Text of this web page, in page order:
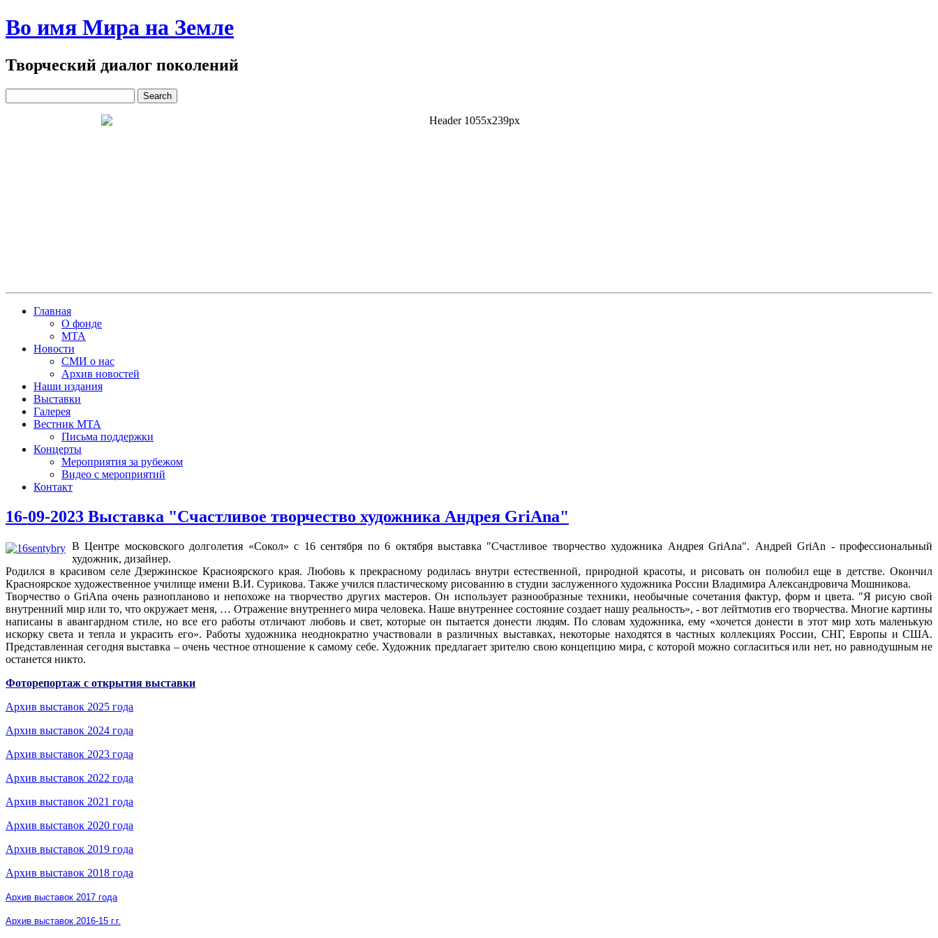
Во имя Мира на Земле
Творческий диалог поколений
Главная
О фонде
МТА
Новости
СМИ о нас
Архив новостей
Наши издания
Выставки
Галерея
Вестник МТА
Письма поддержки
Концерты
Мероприятия за рубежом
Видео с мероприятий
Контакт
16-09-2023 Выставка "Счастливое творчество художника Андрея GriAna"
В Центре московского долголетия «Сокол» c 16 сентября по 6 октября выставка "Счастливое творчество художника Андрея GriAna". Андрей GriАn - профессиональный
художник, дизайнер.
Родился в красивом селе Дзержинское Красноярского края. Любовь к прекрасному родилась внутри естественной, природной красоты, и рисовать он полюбил еще в детстве. Окончил
Красноярское художественное училище имени В.И. Сурикова. Также учился пластическому рисованию в студии заслуженного художника России Владимира Александровича Мошникова.
Творчество о GriАnа очень разнопланово и непохоже на творчество других мастеров. Он использует разнообразные техники, необычные сочетания фактур, форм и цвета. "Я рисую свой
внутренний мир или то, что окружает меня, … Отражение внутреннего мира человека. Наше внутреннее состояние создает нашу реальность», - вот лейтмотив его творчества. Многие картины
написаны в авангардном стиле, но все его работы отличают любовь и свет, которые он пытается донести людям. По словам художника, ему «хочется донести в этот мир хоть маленькую
искорку света и тепла и украсить его». Работы художника неоднократно участвовали в различных выставках, некоторые находятся в частных коллекциях России, СНГ, Европы и США.
Представленная сегодня выставка – очень честное отношение к самому себе. Художник предлагает зрителю свою концепцию мира, с которой можно согласиться или нет, но равнодушным не
останется никто.
Фоторепортаж с открытия выставки
Архив выставок 2025 года
Архив выставок 2024 года
Архив выставок 2023 года
Архив выставок 2022 года
Архив выставок 2021 года
Архив выставок 2020 года
Архив выставок 2019 года
Архив выставок 2018 года
Архив выставок 2017 года
Архив выставок 2016-15 г.г.